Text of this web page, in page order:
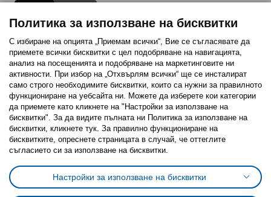
Последвайте ни:
FacebookTwitterYoutubePinterestInstagram
Политика за използване на бисквитки (Cookies)
Избор на настройки за използване на бисквитки
Условия за ползване на ikea.bgОбща политика за личните данни
Политика за защита на личните данни на ikea.bg
Политика за използване на бисквитки
С избиране на опцията „Приемам всички“, Вие се съгласявате да
приемете всички бисквитки с цел подобряване на навигацията,
анализ на посещенията и подобряване на маркетинговите ни
активности. При избор на „Отхвърлям всички“ ще се инсталират
само строго необходимитe бисквитки, които са нужни за правилното
функциониране на уебсайта ни. Можете да изберете кои категории
да приемете като кликнете на "Настройки за използване на
бисквитки". За да видите пълната ни Политика за използване на
бисквитки, кликнете тук. За правилно функциониране на
бисквитките, опреснете страницата в случай, че оттеглите
съгласието си за използване на бисквитки.
Настройки за използване на бисквитки